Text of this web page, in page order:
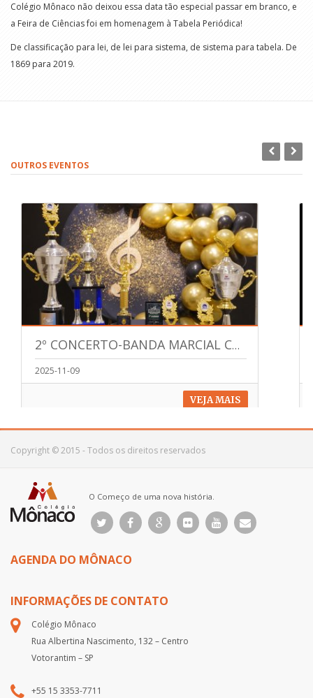
Colégio Mônaco não deixou essa data tão especial passar em branco, e
a Feira de Ciências foi em homenagem à Tabela Periódica!
De classificação para lei, de lei para sistema, de sistema para tabela. De
1869 para 2019.
OUTROS EVENTOS
2º CONCERTO-BANDA MARCIAL COLÉGIO
2025-11-09
VEJA MAIS
Copyright © 2015 - Todos os direitos reservados
O Começo de uma nova história.
AGENDA DO MÔNACO
INFORMAÇÕES DE CONTATO
Colégio Mônaco
Rua Albertina Nascimento, 132 – Centro
Votorantim – SP
+55 15 3353-7711